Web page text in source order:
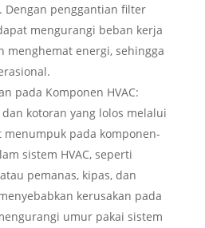
Dengan penggantian filter
mengurangi beban kerja
menghemat energi, sehingga
pada Komponen HVAC:
kotoran yang lolos melalui
pada komponen-
sistem HVAC, seperti
pemanas, kipas, dan
kerusakan pada
umur pakai sistem